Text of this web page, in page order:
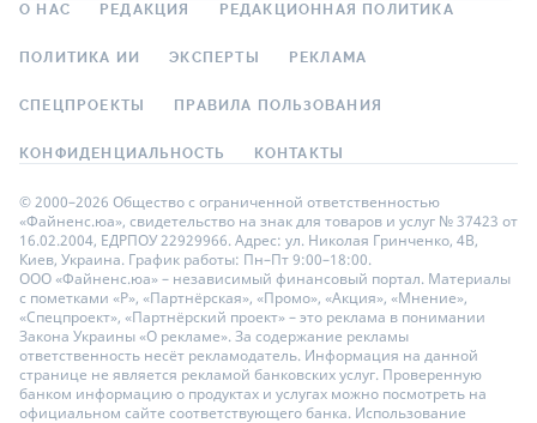
О НАС РЕДАКЦИЯ РЕДАКЦИОННАЯ ПОЛИТИКА
ПОЛИТИКА ИИ ЭКСПЕРТЫ РЕКЛАМА
СПЕЦПРОЕКТЫ ПРАВИЛА ПОЛЬЗОВАНИЯ
КОНФИДЕНЦИАЛЬНОСТЬ КОНТАКТЫ
© 2000–2026 Общество с ограниченной ответственностью
«Файненс.юа», свидетельство на знак для товаров и услуг № 37423 от
16.02.2004, ЕДРПОУ 22929966. Адрес: ул. Николая Гринченко, 4В,
Киев, Украина. График работы: Пн–Пт 9:00–18:00.
ООО «Файненс.юа» – независимый финансовый портал. Материалы
с пометками «Р», «Партнёрская», «Промо», «Акция», «Мнение»,
«Спецпроект», «Партнёрский проект» – это реклама в понимании
Закона Украины «О рекламе». За содержание рекламы
ответственность несёт рекламодатель. Информация на данной
странице не является рекламой банковских услуг. Проверенную
банком информацию о продуктах и услугах можно посмотреть на
официальном сайте соответствующего банка. Использование